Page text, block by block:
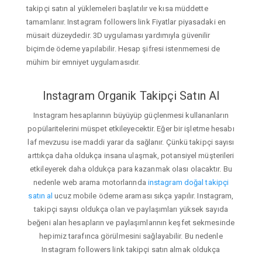
takipçi satın al yüklemeleri başlatılır ve kısa müddette
tamamlanır. Instagram followers link Fiyatlar piyasadaki en
müsait düzeydedir. 3D uygulaması yardımıyla güvenilir
biçimde ödeme yapılabilir. Hesap şifresi istenmemesi de
mühim bir emniyet uygulamasıdır.
Instagram Organik Takipçi Satın Al
Instagram hesaplarının büyüyüp güçlenmesi kullananların
popülaritelerini müspet etkileyecektir. Eğer bir işletme hesabı
laf mevzusu ise maddi yarar da sağlanır. Çünkü takipçi sayısı
arttıkça daha oldukça insana ulaşmak, potansiyel müşterileri
etkileyerek daha oldukça para kazanmak olası olacaktır. Bu
nedenle web arama motorlarında instagram doğal takipçi
satın al ucuz mobile ödeme araması sıkça yapılır. Instagram,
takipçi sayısı oldukça olan ve paylaşımları yüksek sayıda
beğeni alan hesapların ve paylaşımlarının keşfet sekmesinde
hepimiz tarafınca görülmesini sağlayabilir. Bu nedenle
Instagram followers link takipçi satın almak oldukça